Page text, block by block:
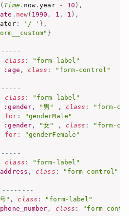
( Time. now .year - 10 ) ,
. new( 1990 , 1 , 1 ) ,
: '/ ' } ,
}
class :
"form-label"
:age , class : "form-control"
class :
"form-label"
:gender , "男" , class :
"form-
for :
"genderMale"
:gender , "女" , class :
"form-
for : "genderFemale"
class :
"form-label"
, class : "form-control"
--------
" , class :
"form-label"
, class : "form-